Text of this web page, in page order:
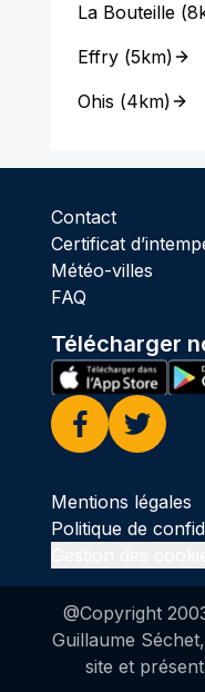
La Bouteille(
Effry(5km)
Ohis (4km)
Contact
Certificat
Météo-villes
FAQ
Télécharger
Facebook
Twitter
Mentions légales
Politique de
@Copyright
Guillaume
site et